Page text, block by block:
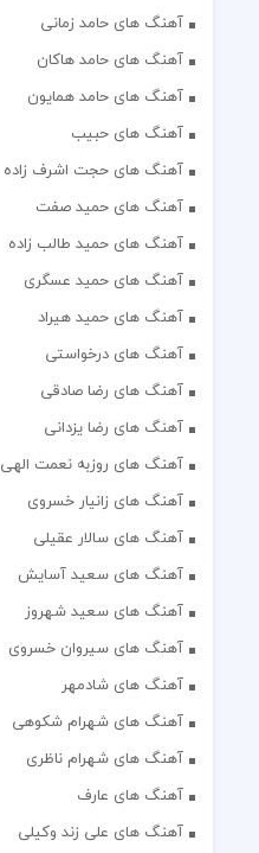
آهنگ های حامد زمانی
آهنگ های حامد هاکان
آهنگ های حامد همایون
آهنگ های حبیب
آهنگ های حجت اشرف زاده
آهنگ های حمید صفت
آهنگ های حمید طالب زاده
آهنگ های حمید عسگری
آهنگ های حمید هیراد
آهنگ های درخواستی
آهنگ های رضا صادقی
آهنگ های رضا یزدانی
آهنگ های روزبه نعمت الهی
آهنگ های زانیار خسروی
آهنگ های سالار عقیلی
آهنگ های سعید آسایش
آهنگ های سعید شهروز
آهنگ های سیروان خسروی
آهنگ های شادمهر
آهنگ های شهرام شکوهی
آهنگ های شهرام ناظری
آهنگ های عارف
آهنگ های علی زند وکیلی